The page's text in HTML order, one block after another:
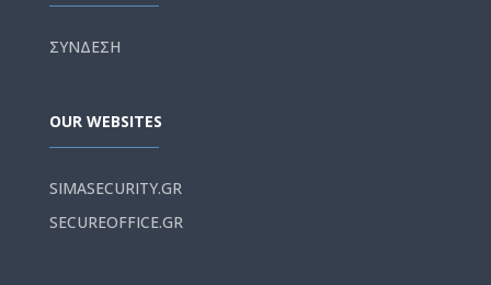
ΣΥΝΔΕΣΗ
OUR WEBSITES
SIMASECURITY.GR
SECUREOFFICE.GR